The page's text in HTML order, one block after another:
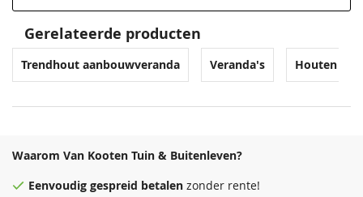
Gerelateerde producten
Trendhout aanbouwveranda Veranda's Houten
Waarom Van Kooten Tuin & Buitenleven?
Eenvoudig gespreid betalen zonder rente!